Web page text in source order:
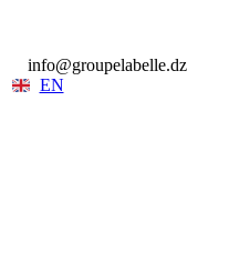
info@groupelabelle.dz
EN